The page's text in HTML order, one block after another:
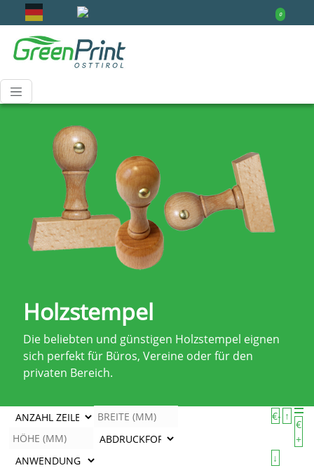
0
Holzstempel
Die beliebten und günstigen Holzstempel eignen
sich perfekt für Büros, Vereine oder für den
privaten Bereich.
€- ↑
€
+
↓